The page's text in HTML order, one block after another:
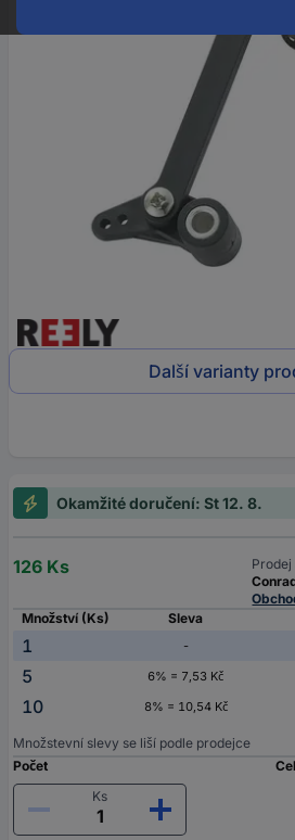
Další varianty
Okamžité doručení: St 12. 8.
126 Ks
Množství (Ks)
Sleva
1 -
5
6% = 7,53 Kč
10
8% = 10,54 Kč
Množstevní slevy se liší podle prodejce
Počet
Ks